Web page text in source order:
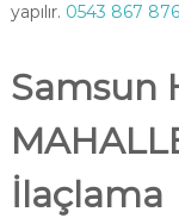
yapılır. 0543 867
Samsun
İlaçlama